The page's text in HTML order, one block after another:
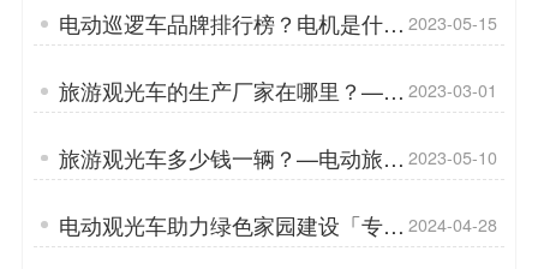
电动巡逻车品牌排行榜？电机是什
么？「专菱」
2023-05-15
旅游观光车的生产厂家在哪里？——
旅游观光车在整个景区中起着重要的
作用「专菱」
2023-03-01
旅游观光车多少钱一辆？—电动旅游
观光车开进美丽乡村「专菱」
2023-05-10
电动观光车助力绿色家园建设「专
菱」
2024-04-28